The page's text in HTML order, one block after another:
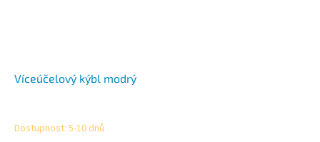
Víceúčelový kýbl modrý
Dostupnost: 5-10 dnů